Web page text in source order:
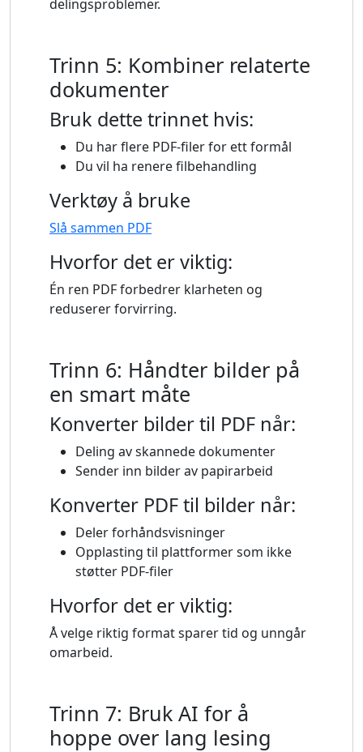
delingsproblemer.
Trinn 5: Kombiner relaterte
dokumenter
Bruk dette trinnet hvis:
Du har flere PDF-filer for ett formål
Du vil ha renere filbehandling
Verktøy å bruke
Slå sammen PDF
Hvorfor det er viktig:
Én ren PDF forbedrer klarheten og
reduserer forvirring.
Trinn 6: Håndter bilder på
en smart måte
Konverter bilder til PDF når:
Deling av skannede dokumenter
Sender inn bilder av papirarbeid
Konverter PDF til bilder når:
Deler forhåndsvisninger
Opplasting til plattformer som ikke
støtter PDF-filer
Hvorfor det er viktig:
Å velge riktig format sparer tid og unngår
omarbeid.
Trinn 7: Bruk AI for å
hoppe over lang lesing